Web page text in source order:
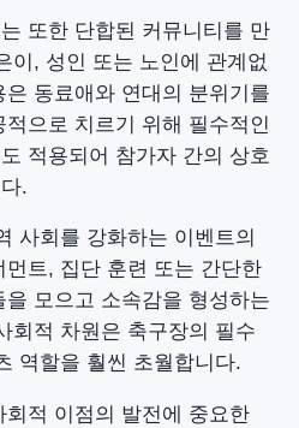
또한 단합된 커뮤니티를 만
이, 성인 또는 노인에 관계없
동료애와 연대의 분위기를
으로 치르기 위해 필수적인
적용되어 참가자 간의 상호
.
사회를 강화하는 이벤트의
트, 집단 훈련 또는 간단한
모으고 소속감을 형성하는
회적 차원은 축구장의 필수
역할을 훨씬 초월합니다.
적 이점의 발전에 중요한